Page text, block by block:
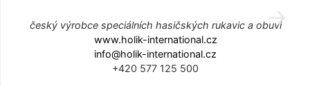
český výrobce speciálních hasičských rukavic a obuvi
www.holik-international.cz
info@holik-international.cz
+420 577 125 500